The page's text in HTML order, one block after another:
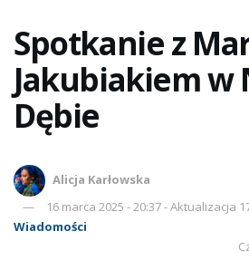
Spotkanie z
Jakubiakiem w
Dębie
Alicja Karłowska
16 marca 2025 - 20:37 - Aktualizacja
Wiadomości